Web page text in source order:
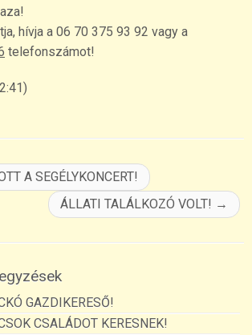
hívja a 06 70 375 93 92 vagy a
telefonszámot!
A SEGÉLYKONCERT!
ÁLLATI TALÁLKOZÓ VOLT! →
GAZDIKERESŐ!
CSALÁDOT KERESNEK!